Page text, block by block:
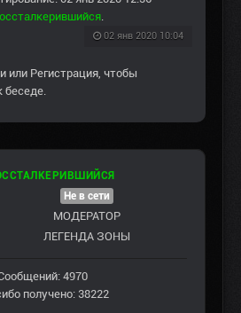
.
02 янв 2020 10:04
или Регистрация, чтобы
беседе.
Не в сети
МОДЕРАТОР
ЛЕГЕНДА ЗОНЫ
4970
получено: 38222